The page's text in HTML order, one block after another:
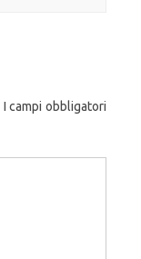
I campi obbligatori